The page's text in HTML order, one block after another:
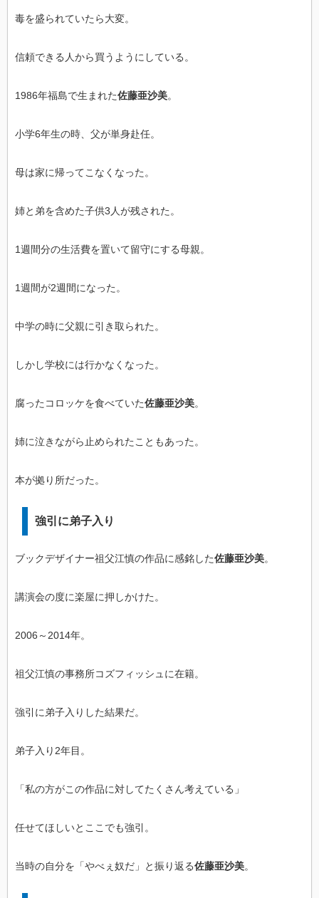
毒を盛られていたら大変。
信頼できる人から買うようにしている。
1986年福島で生まれた佐藤亜沙美。
小学6年生の時、父が単身赴任。
母は家に帰ってこなくなった。
姉と弟を含めた子供3人が残された。
1週間分の生活費を置いて留守にする母親。
1週間が2週間になった。
中学の時に父親に引き取られた。
しかし学校には行かなくなった。
腐ったコロッケを食べていた佐藤亜沙美。
姉に泣きながら止められたこともあった。
本が拠り所だった。
強引に弟子入り
ブックデザイナー祖父江慎の作品に感銘した佐藤亜沙美。
講演会の度に楽屋に押しかけた。
2006～2014年。
祖父江慎の事務所コズフィッシュに在籍。
強引に弟子入りした結果だ。
弟子入り2年目。
「私の方がこの作品に対してたくさん考えている」
任せてほしいとここでも強引。
当時の自分を「やべぇ奴だ」と振り返る佐藤亜沙美。